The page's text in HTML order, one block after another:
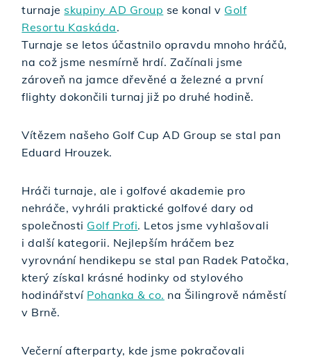
turnaje skupiny AD Group se konal v Golf
Resortu Kaskáda.
Turnaje se letos účastnilo opravdu mnoho hráčů,
na což jsme nesmírně hrdí. Začínali jsme
zároveň na jamce dřevěné a železné a první
flighty dokončili turnaj již po druhé hodině.
Vítězem našeho Golf Cup AD Group se stal pan
Eduard Hrouzek.
Hráči turnaje, ale i golfové akademie pro
nehráče, vyhráli praktické golfové dary od
společnosti Golf Profi. Letos jsme vyhlašovali
i další kategorii. Nejlepším hráčem bez
vyrovnání hendikepu se stal pan Radek Patočka,
který získal krásné hodinky od stylového
hodinářství Pohanka & co. na Šilingrově náměstí
v Brně.
Večerní afterparty, kde jsme pokračovali